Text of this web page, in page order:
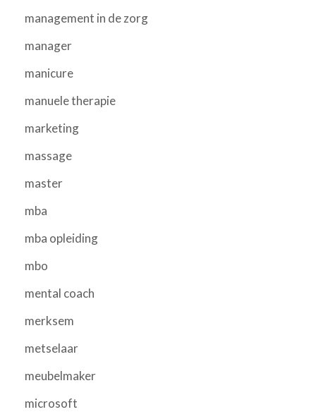
management in de zorg
manager
manicure
manuele therapie
marketing
massage
master
mba
mba opleiding
mbo
mental coach
merksem
metselaar
meubelmaker
microsoft